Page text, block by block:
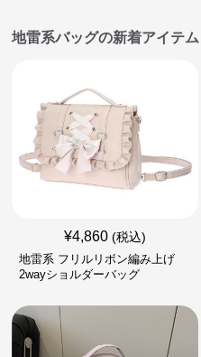
地雷系バッグの新着アイテム
¥4,860 (税込)
地雷系 フリルリボン編み上げ
2wayショルダーバッグ